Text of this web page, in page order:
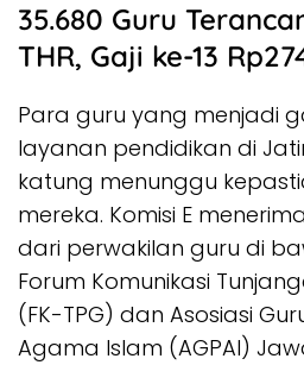
35.680 Guru
THR, Gaji ke-13
Para guru yang menjadi
layanan pendidikan di
katung menunggu
mereka. Komisi E
dari perwakilan guru di
Forum Komunikasi
(FK-TPG) dan Asosiasi
Agama Islam (AGPAI)